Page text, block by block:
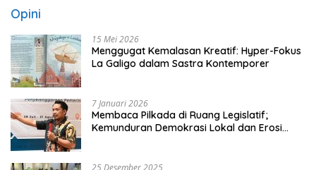
Opini
15 Mei 2026
Menggugat Kemalasan Kreatif: Hyper-Fokus
La Galigo dalam Sastra Kontemporer
7 Januari 2026
Membaca Pilkada di Ruang Legislatif;
Kemunduran Demokrasi Lokal dan Erosi
25 Desember 2025